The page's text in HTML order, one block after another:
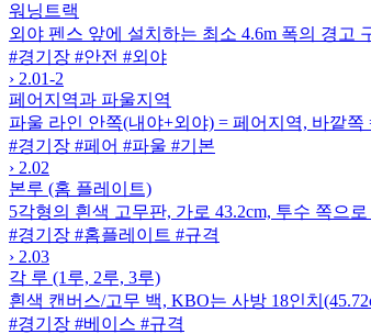
워닝트랙
외야 펜스 앞에 설치하는 최소 4.6m 폭의 경고
#경기장 #안전 #외야
› 2.01-2
페어지역과 파울지역
파울 라인 안쪽(내야+외야) = 페어지역, 바깥쪽
#경기장 #페어 #파울 #기본
› 2.02
본루 (홈 플레이트)
5각형의 흰색 고무판, 가로 43.2cm, 투수 쪽으
#경기장 #홈플레이트 #규격
› 2.03
각 루 (1루, 2루, 3루)
흰색 캔버스/고무 백, KBO는 사방 18인치
#경기장 #베이스 #규격